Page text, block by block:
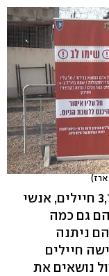
ארז)
לפי דובר צה"ל, כעת יש בצבא כ-3,700 חיילים, אנשי
גם כמה
ניתנה
חיילים
אתמול נושאים את